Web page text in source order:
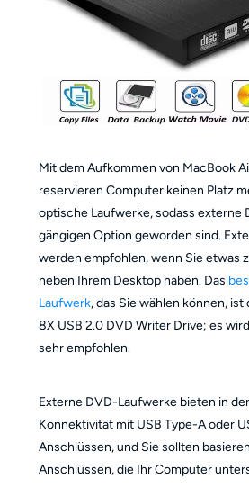
Mit dem Aufkommen von MacBook
reservieren Computer keinen Platz
optische Laufwerke, sodass externe
gängigen Option geworden sind.
werden empfohlen, wenn Sie etwas
neben Ihrem Desktop haben. Das
Laufwerk, das Sie wählen können, ist
8X USB 2.0 DVD Writer Drive; es
sehr empfohlen.
Externe DVD-Laufwerke bieten in
Konnektivität mit USB Type-A oder
Anschlüssen, und Sie sollten
Anschlüssen, die Ihr Computer